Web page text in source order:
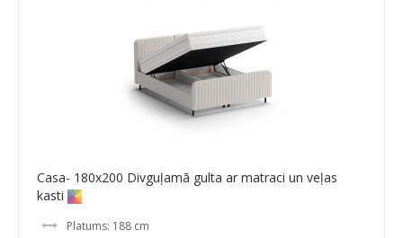
Casa- 180x200 Divguļamā gulta ar matraci un veļas
kasti
Platums: 188 cm